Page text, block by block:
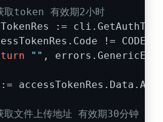
token 有效期2小时
:=
!=
"" ,
文件上传地址 有效期30分钟